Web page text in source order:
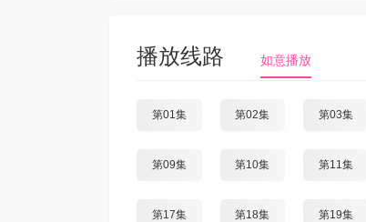
播放线路 如意播放
第01集 第02集 第03集
第09集 第10集 第11集
第17集 第18集 第19集